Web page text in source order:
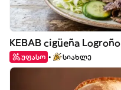
KEBAB cigüeña Logroño
უფასო სიახლე